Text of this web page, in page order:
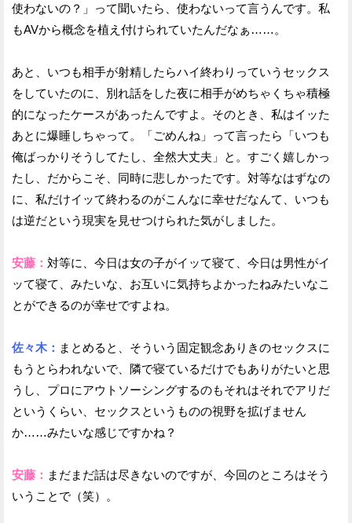
使わないの？」って聞いたら、使わないって言うんです。私
もAVから概念を植え付けられていたんだなぁ……。
あと、いつも相手が射精したらハイ終わりっていうセックス
をしていたのに、別れ話をした夜に相手がめちゃくちゃ積極
的になったケースがあったんですよ。そのとき、私はイッた
あとに爆睡しちゃって。「ごめんね」って言ったら「いつも
俺ばっかりそうしてたし、全然大丈夫」と。すごく嬉しかっ
たし、だからこそ、同時に悲しかったです。対等なはずなの
に、私だけイッて終わるのがこんなに幸せだなんて、いつも
は逆だという現実を見せつけられた気がしました。
安藤： 対等に、今日は女の子がイッて寝て、今日は男性がイ
ッて寝て、みたいな、お互いに気持ちよかったねみたいなこ
とができるのが幸せですよね。
佐々木： まとめると、そういう固定観念ありきのセックスに
もうとらわれないで、隣で寝ているだけでもありがたいと思
うし、プロにアウトソーシングするのもそれはそれでアリだ
というくらい、セックスというものの視野を拡げません
か……みたいな感じですかね？
安藤： まだまだ話は尽きないのですが、今回のところはそう
いうことで（笑）。